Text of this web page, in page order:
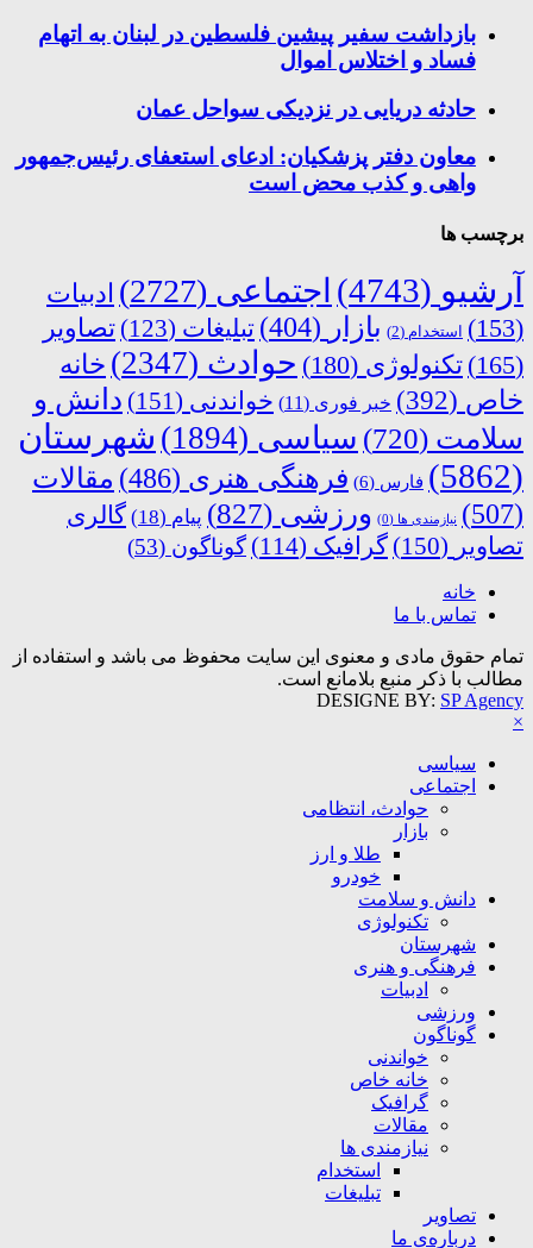
بازداشت سفیر پیشین فلسطین در لبنان به اتهام
فساد و اختلاس اموال
حادثه دریایی در نزدیکی سواحل عمان
معاون دفتر پزشکیان: ادعای استعفای رئیس‌جمهور
واهی و کذب محض است
برچسب ها
آرشیو (4743) اجتماعی (2727)
ادبیات
(153)
استخدام (2) بازار (404) تبلیغات (123)
تصاویر
(165)
تکنولوژی (180) حوادث (2347)
خانه
خاص (392) خبر فوری (11) خواندنی (151)
دانش و
سلامت (720) سیاسی (1894)
شهرستان
(5862)
فارس (6) فرهنگی هنری (486)
مقالات
(507)
نیازمندی ها (0) ورزشی (827) پیام (18)
گالری
تصاویر (150) گرافیک (114) گوناگون (53)
خانه
تماس با ما
تمام حقوق مادی و معنوی این سایت محفوظ می باشد و استفاده از
مطالب با ذکر منبع بلامانع است.
DESIGNE BY: SP Agency
×
سیاسی
اجتماعی
حوادث، انتظامی
بازار
طلا و ارز
خودرو
دانش و سلامت
تکنولوژی
شهرستان
فرهنگی و هنری
ادبیات
ورزشی
گوناگون
خواندنی
خانه خاص
گرافیک
مقالات
نیازمندی ها
استخدام
تبلیغات
تصاویر
درباره‌ی ما